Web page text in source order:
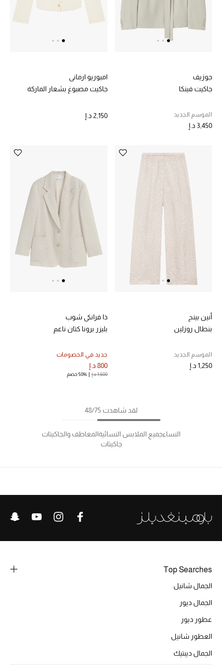
جوزيف
جاكيت فينكا
الموسم الجديد
3,450 د.إ
امبوريو ارماني
جاكيت مصبوغ بشعار الماركة
2,150 د.إ
أنين بينج
بنطال روزلين
الموسم الجديد
1,250 د.إ
ذا فرانكي شوب
بليزر برونا كتان ناعم
جديد في الخصومات
800 د.إ
1,600 د.إ 50% خصم
لقد شاهدت 48/75
النساءجميع الملابس النسائيةالمعاطف والجاكيتات
جاكيتات
Top Searches
الجمال شانيل
الجمال ديور
عطور ديور
العطور شانيل
الجمال ديبتيك